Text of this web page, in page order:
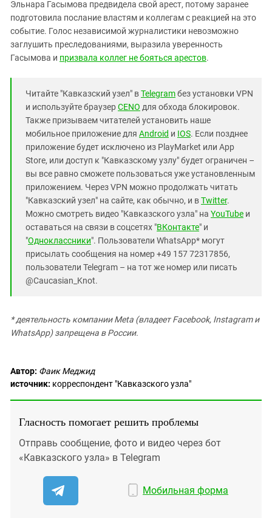
Эльнара Гасымова предвидела свой арест, потому заранее
подготовила послание властям и коллегам с реакцией на это
событие. Голос независимой журналистики невозможно
заглушить преследованиями, выразила уверенность
Гасымова и призвала коллег не бояться арестов.
Читайте "Кавказский узел" вTelegramбез установки VPN
и используйте браузерCENO для обхода блокировок.
Также призываем читателей установить наше
мобильное приложение для Android и IOS. Если позднее
приложение будет исключено из PlayMarket или App
Store, или доступ к "Кавказскому узлу" будет ограничен –
вы все равно сможете пользоваться уже установленным
приложением. Через VPN можно продолжать читать
"Кавказский узел" на сайте, как обычно, и вTwitter.
Можно смотреть видео "Кавказского узла" на YouTube и
оставаться на связи в соцсетях "ВКонтакте" и
"Одноклассники". Пользователи WhatsApp* могут
присылать сообщения на номер +49 157 72317856,
пользователи Telegram – на тот же номер или писать
@Caucasian_Knot.
* деятельность компании Meta (владеет Facebook, Instagram и
WhatsApp) запрещена в России.
Автор: Фаик Меджид
источник: корреспондент "Кавказского узла"
Гласность помогает решить проблемы
Отправь сообщение, фото и видео через бот
«Кавказского узла» в Telegram
Мобильная форма